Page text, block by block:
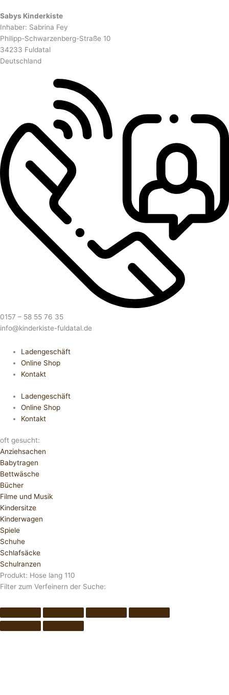
Sabys Kinderkiste
Inhaber: Sabrina Fey
Philipp-Schwarzenberg-Straße 10
34233 Fuldatal
Deutschland
0157 – 58 55 76 35
info@kinderkiste-fuldatal.de
Ladengeschäft
Online Shop
Kontakt
Ladengeschäft
Online Shop
Kontakt
oft gesucht:
Anziehsachen
Babytragen
Bettwäsche
Bücher
Filme und Musik
Kindersitze
Kinderwagen
Spiele
Schuhe
Schlafsäcke
Schulranzen
Produkt: Hose lang 110
Filter zum Verfeinern der Suche: